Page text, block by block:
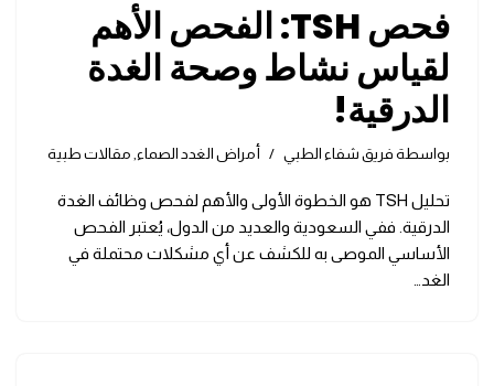
فحص TSH: الفحص الأهم
لقياس نشاط وصحة الغدة
الدرقية!
بواسطة فريق شفاء الطبي أمراض الغدد الصماء, مقالات طبية
تحليل TSH هو الخطوة الأولى والأهم لفحص وظائف الغدة
الدرقية. ففي السعودية والعديد من الدول، يُعتبر الفحص
الأساسي الموصى به للكشف عن أي مشكلات محتملة في
الغد…